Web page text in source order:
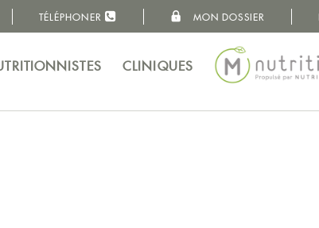
TÉLÉPHONER MON DOSSIER
CLINIQUES
VOS